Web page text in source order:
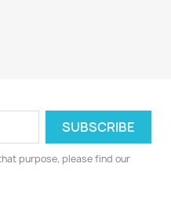
purpose, please find our